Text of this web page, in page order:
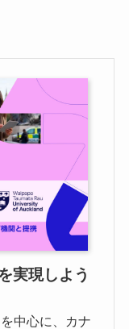
実現しよう
中心に、カナ